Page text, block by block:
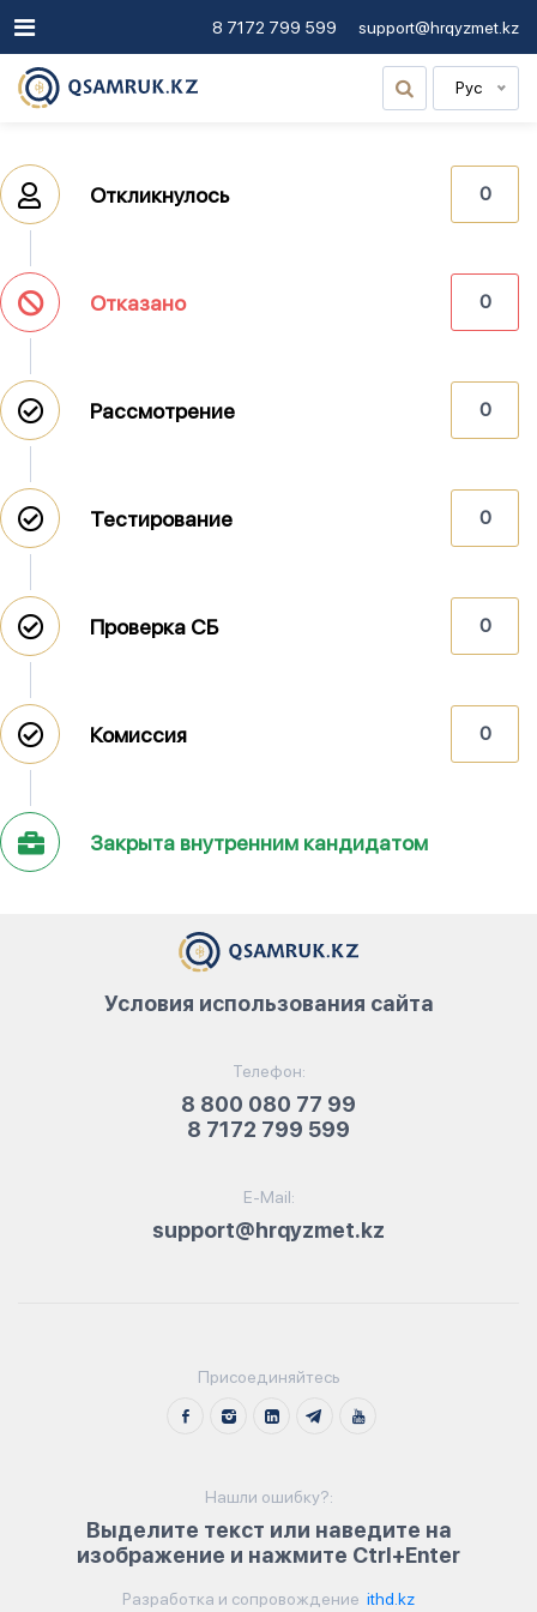
8 7172 799 599 support@hrqyzmet.kz
Рус
Откликнулось 0
Отказано 0
Рассмотрение 0
Тестирование 0
Проверка СБ 0
Комиссия 0
Закрыта внутренним кандидатом
Телефон:
8 800 080 77 99
8 7172 799 599
E-Mail:
support@hrqyzmet.kz
Условия использования сайта
Присоединяйтесь
Нашли ошибку?:
Выделите текст или наведите на
изображение и нажмите Ctrl+Enter
Разработка и сопровождение ithd.kz